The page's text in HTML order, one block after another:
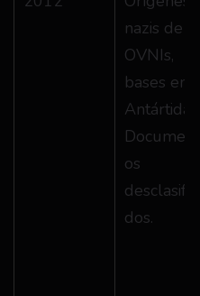
nazis de
OVNIs,
bases en
Antártida.
Document
os
dos.